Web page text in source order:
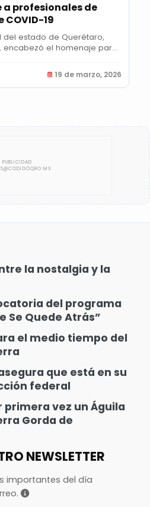
a profesionales de
19
del estado de Querétaro,
encabezó el homenaje para
19 de marzo, 2026
la nostalgia y la
del programa
Se Quede Atrás”
el medio tiempo del
que está en su
federal
primera vez un Águila
Gorda de
NEWSLETTER
importantes del día